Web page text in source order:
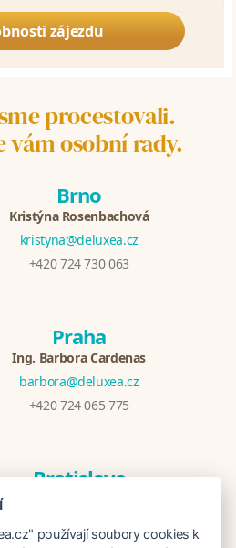
zájezdu
procestovali.
vám osobní rady.
Brno
Kristýna Rosenbachová
kristyna@deluxea.cz
+420 724 730 063
Praha
Ing. Barbora Cardenas
barbora@deluxea.cz
+420 724 065 775
Bratislava
používají soubory cookies k